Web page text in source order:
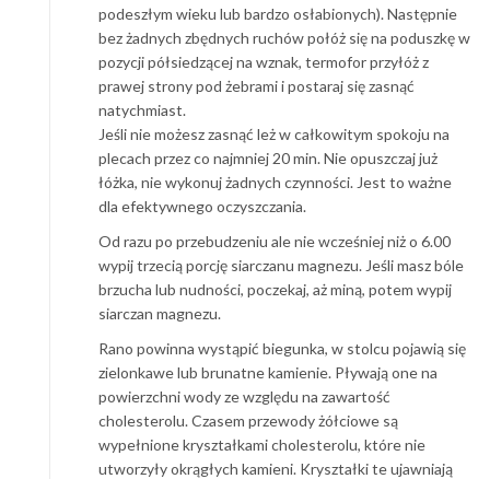
podeszłym wieku lub bardzo osłabionych). Następnie
bez żadnych zbędnych ruchów połóż się na poduszkę w
pozycji półsiedzącej na wznak, termofor przyłóż z
prawej strony pod żebrami i postaraj się zasnąć
natychmiast.
Jeśli nie możesz zasnąć leż w całkowitym spokoju na
plecach przez co najmniej 20 min. Nie opuszczaj już
łóżka, nie wykonuj żadnych czynności. Jest to ważne
dla efektywnego oczyszczania.
Od razu po przebudzeniu ale nie wcześniej niż o 6.00
wypij trzecią porcję siarczanu magnezu. Jeśli masz bóle
brzucha lub nudności, poczekaj, aż miną, potem wypij
siarczan magnezu.
Rano powinna wystąpić biegunka, w stolcu pojawią się
zielonkawe lub brunatne kamienie. Pływają one na
powierzchni wody ze względu na zawartość
cholesterolu. Czasem przewody żółciowe są
wypełnione kryształkami cholesterolu, które nie
utworzyły okrągłych kamieni. Kryształki te ujawniają